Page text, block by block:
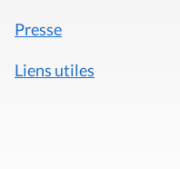
Presse
Liens utiles